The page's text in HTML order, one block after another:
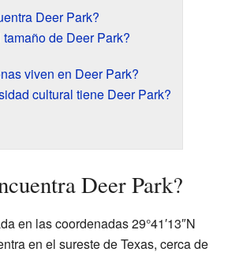
Deer Park?
de Deer Park?
viven en Deer Park?
cultural tiene Deer Park?
Deer Park?
en las coordenadas 29°41′13″N
en el sureste de Texas, cerca de